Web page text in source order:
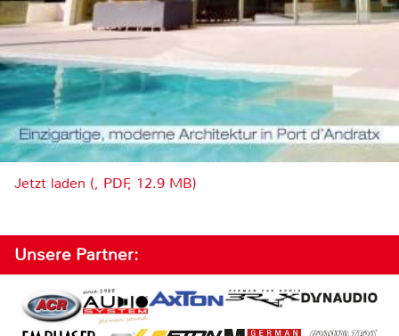
Jetzt laden (, PDF, 12.9 MB)
Unsere Partner: